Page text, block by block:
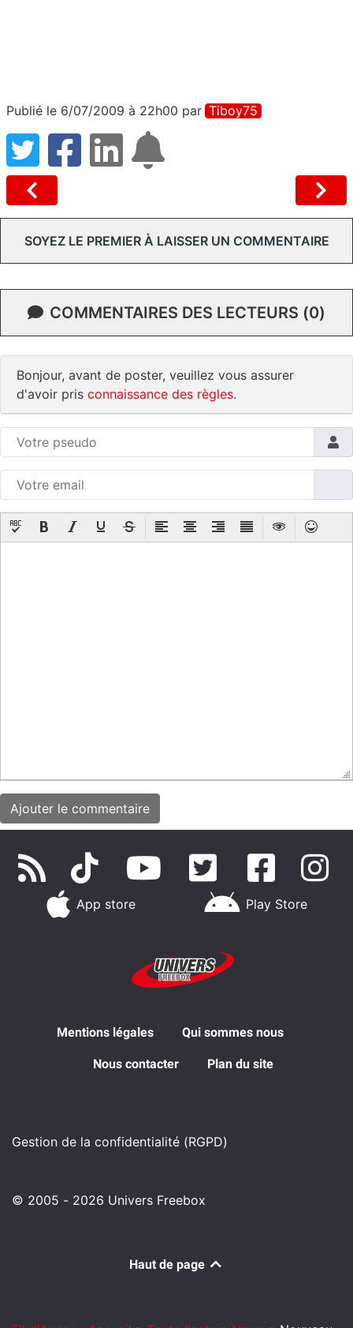
Publié le 6/07/2009 à 22h00 par Tiboy75
SOYEZ LE PREMIER À LAISSER UN COMMENTAIRE
COMMENTAIRES DES LECTEURS (0)
Bonjour, avant de poster, veuillez vous assurer
d'avoir pris connaissance des règles.
App store Play Store
Mentions légales Qui sommes nous
Nous contacter Plan du site
Gestion de la confidentialité (RGPD)
© 2005 - 2026 Univers Freebox
Haut de page